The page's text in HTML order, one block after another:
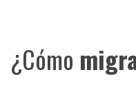
¿Cómo